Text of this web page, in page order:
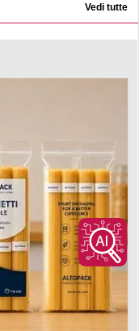
Vedi tutte